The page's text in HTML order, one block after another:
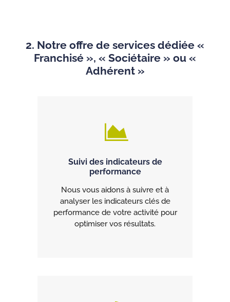
2. Notre offre de services dédiée «
Franchisé », « Sociétaire » ou «
Adhérent »
Suivi des indicateurs de
performance
Nous vous aidons à suivre et à
analyser les indicateurs clés de
performance de votre activité pour
optimiser vos résultats.